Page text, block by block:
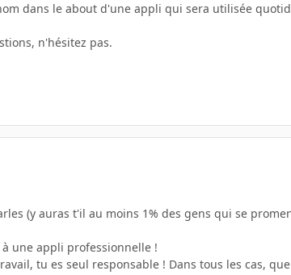
dans le about d'une appli qui sera utilisée
n'hésitez pas.
(y auras t'il au moins 1% des gens qui se
une appli professionnelle !
tu es seul responsable ! Dans tous les cas,